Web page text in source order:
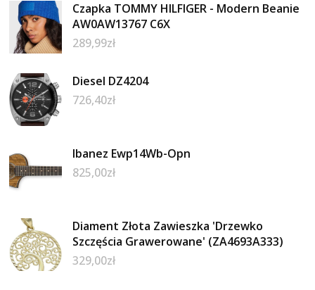
Czapka TOMMY HILFIGER - Modern Beanie
AW0AW13767 C6X
289,99zł
Diesel DZ4204
726,40zł
Ibanez Ewp14Wb-Opn
825,00zł
Diament Złota Zawieszka 'Drzewko
Szczęścia Grawerowane' (ZA4693A333)
329,00zł